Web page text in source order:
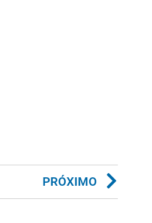
PRÓXIMO